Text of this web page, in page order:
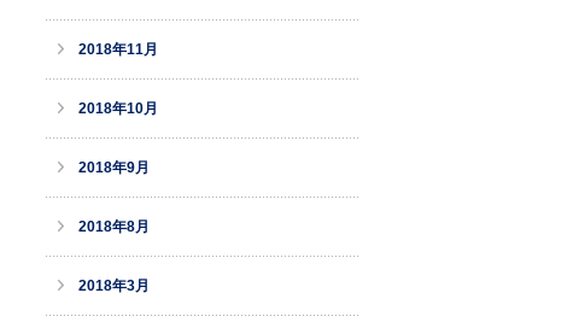
2018年11月
2018年10月
2018年9月
2018年8月
2018年3月